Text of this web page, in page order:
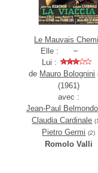
Le Mauvais
Elle :
Lui :
de Mauro Bolognini
(1961)
avec :
Jean-Paul Belmondo
Claudia Cardinale
Pietro Germi (2)
Romolo Valli